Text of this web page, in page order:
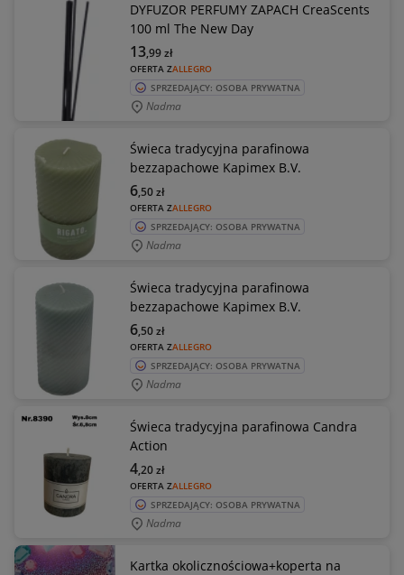
DYFUZOR PERFUMY ZAPACH CreaScents
100 ml The New Day
OFERTA ZALLEGRO
13,99zł
SPRZEDAJĄCY: OSOBA PRYWATNA
Nadma
Świeca tradycyjna parafinowa
bezzapachowe Kapimex B.V.
OFERTA ZALLEGRO
6,50zł
SPRZEDAJĄCY: OSOBA PRYWATNA
Nadma
Świeca tradycyjna parafinowa
bezzapachowe Kapimex B.V.
OFERTA ZALLEGRO
6,50zł
SPRZEDAJĄCY: OSOBA PRYWATNA
Nadma
Świeca tradycyjna parafinowa Candra
Action
OFERTA ZALLEGRO
4,20zł
SPRZEDAJĄCY: OSOBA PRYWATNA
Nadma
Kartka okolicznościowa+koperta na